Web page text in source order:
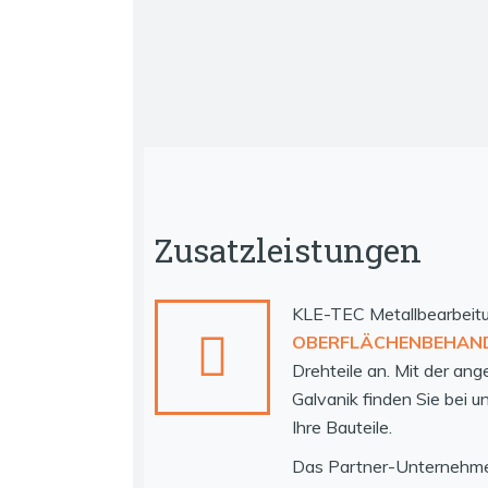
Zusatzleistungen
KLE-TEC
Drehteile an. Mit der
Galvanik finden Sie bei
Ihre Bauteile.
Das Partner-